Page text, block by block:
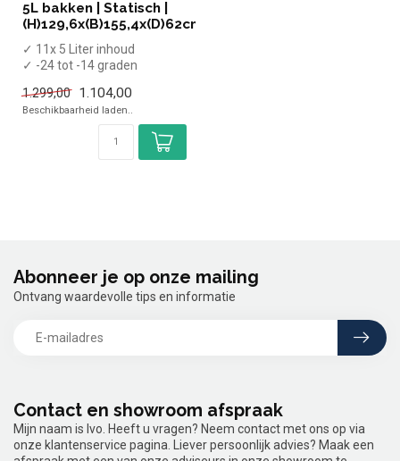
5L bakken | Statisch |
(H)129,6x(B)155,4x(D)62cm
✓ 11x 5 Liter inhoud
✓ -24 tot -14 graden
bakken
...
1.299,00 1.104,00
Beschikbaarheid laden..
Contact en showroom afspraak
Mijn naam is Ivo. Heeft u vragen? Neem contact met ons op via
onze klantenservice pagina. Liever persoonlijk advies? Maak een
Abonneer je op onze mailing
Ontvang waardevolle tips en informatie